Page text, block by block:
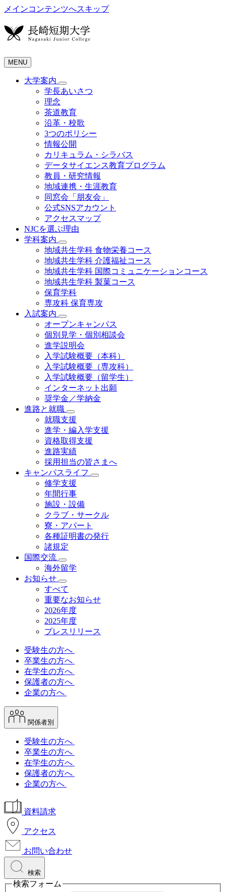
メインコンテンツへスキップ
MENU
大学案内
学長あいさつ
理念
茶道教育
沿革・校歌
3つのポリシー
情報公開
カリキュラム・シラバス
データサイエンス教育プログラム
教員・研究情報
地域連携・生涯教育
同窓会「朋友会」
公式SNSアカウント
アクセスマップ
NJCを選ぶ理由
学科案内
地域共⽣学科 ⾷物栄養コース
地域共生学科 介護福祉コース
地域共生学科 国際コミュニケーションコース
地域共⽣学科 製菓コース
保育学科
専攻科 保育専攻
入試案内
オープンキャンパス
個別⾒学・個別相談会
進学説明会
入学試験概要（本科）
入学試験概要（専攻科）
入学試験概要（留学生）
インターネット出願
奨学金／学納金
進路と就職
就職支援
進学・編入学支援
資格取得⽀援
進路実績
採用担当の皆さまへ
キャンパスライフ
修学支援
年間行事
施設・設備
クラブ・サークル
寮・アパート
各種証明書の発⾏
諸規定
国際交流
海外留学
お知らせ
すべて
重要なお知らせ
2026年度
2025年度
プレスリリース
受験生の方へ
卒業生の方へ
在学生の方へ
保護者の方へ
企業の方へ
関係者別
受験生の方へ
卒業生の方へ
在学生の方へ
保護者の方へ
企業の方へ
資料請求
アクセス
お問い合わせ
検索
検索フォーム